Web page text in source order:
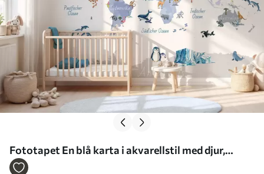
Fototapet En blå karta i akvarellstil med djur,
växter och arkitektur. Text på tyska Nr.